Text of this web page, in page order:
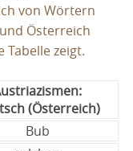
von Wörtern
Österreich
Tabelle zeigt.
(Österreich)
Bub